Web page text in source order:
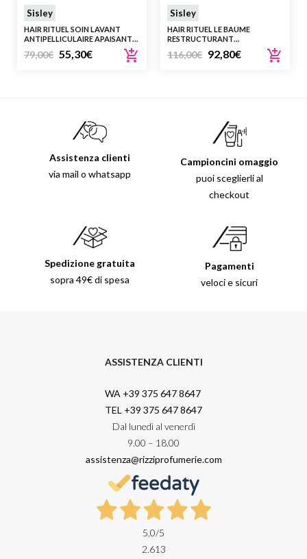
Sisley
HAIR RITUEL SOIN LAVANT
ANTIPELLICULAIRE APAISANT
79,00€ 55,30€
Sisley
HAIR RITUEL LE BAUME
RESTRUCTURANT
116,00€ 92,80€
Assistenza clienti
via mail o whatsapp
Campioncini omaggio
puoi sceglierli al
checkout
Spedizione gratuita
sopra 49€ di spesa
Pagamenti
veloci e sicuri
ASSISTENZA CLIENTI
WA +39 375 647 8647
TEL +39 375 647 8647
Dal lunedì al venerdì
9.00 – 18.00
assistenza@rizziprofumerie.com
5,0/5
2.613